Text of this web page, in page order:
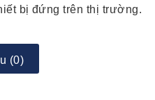
bị đứng trên thị trường.
(0)